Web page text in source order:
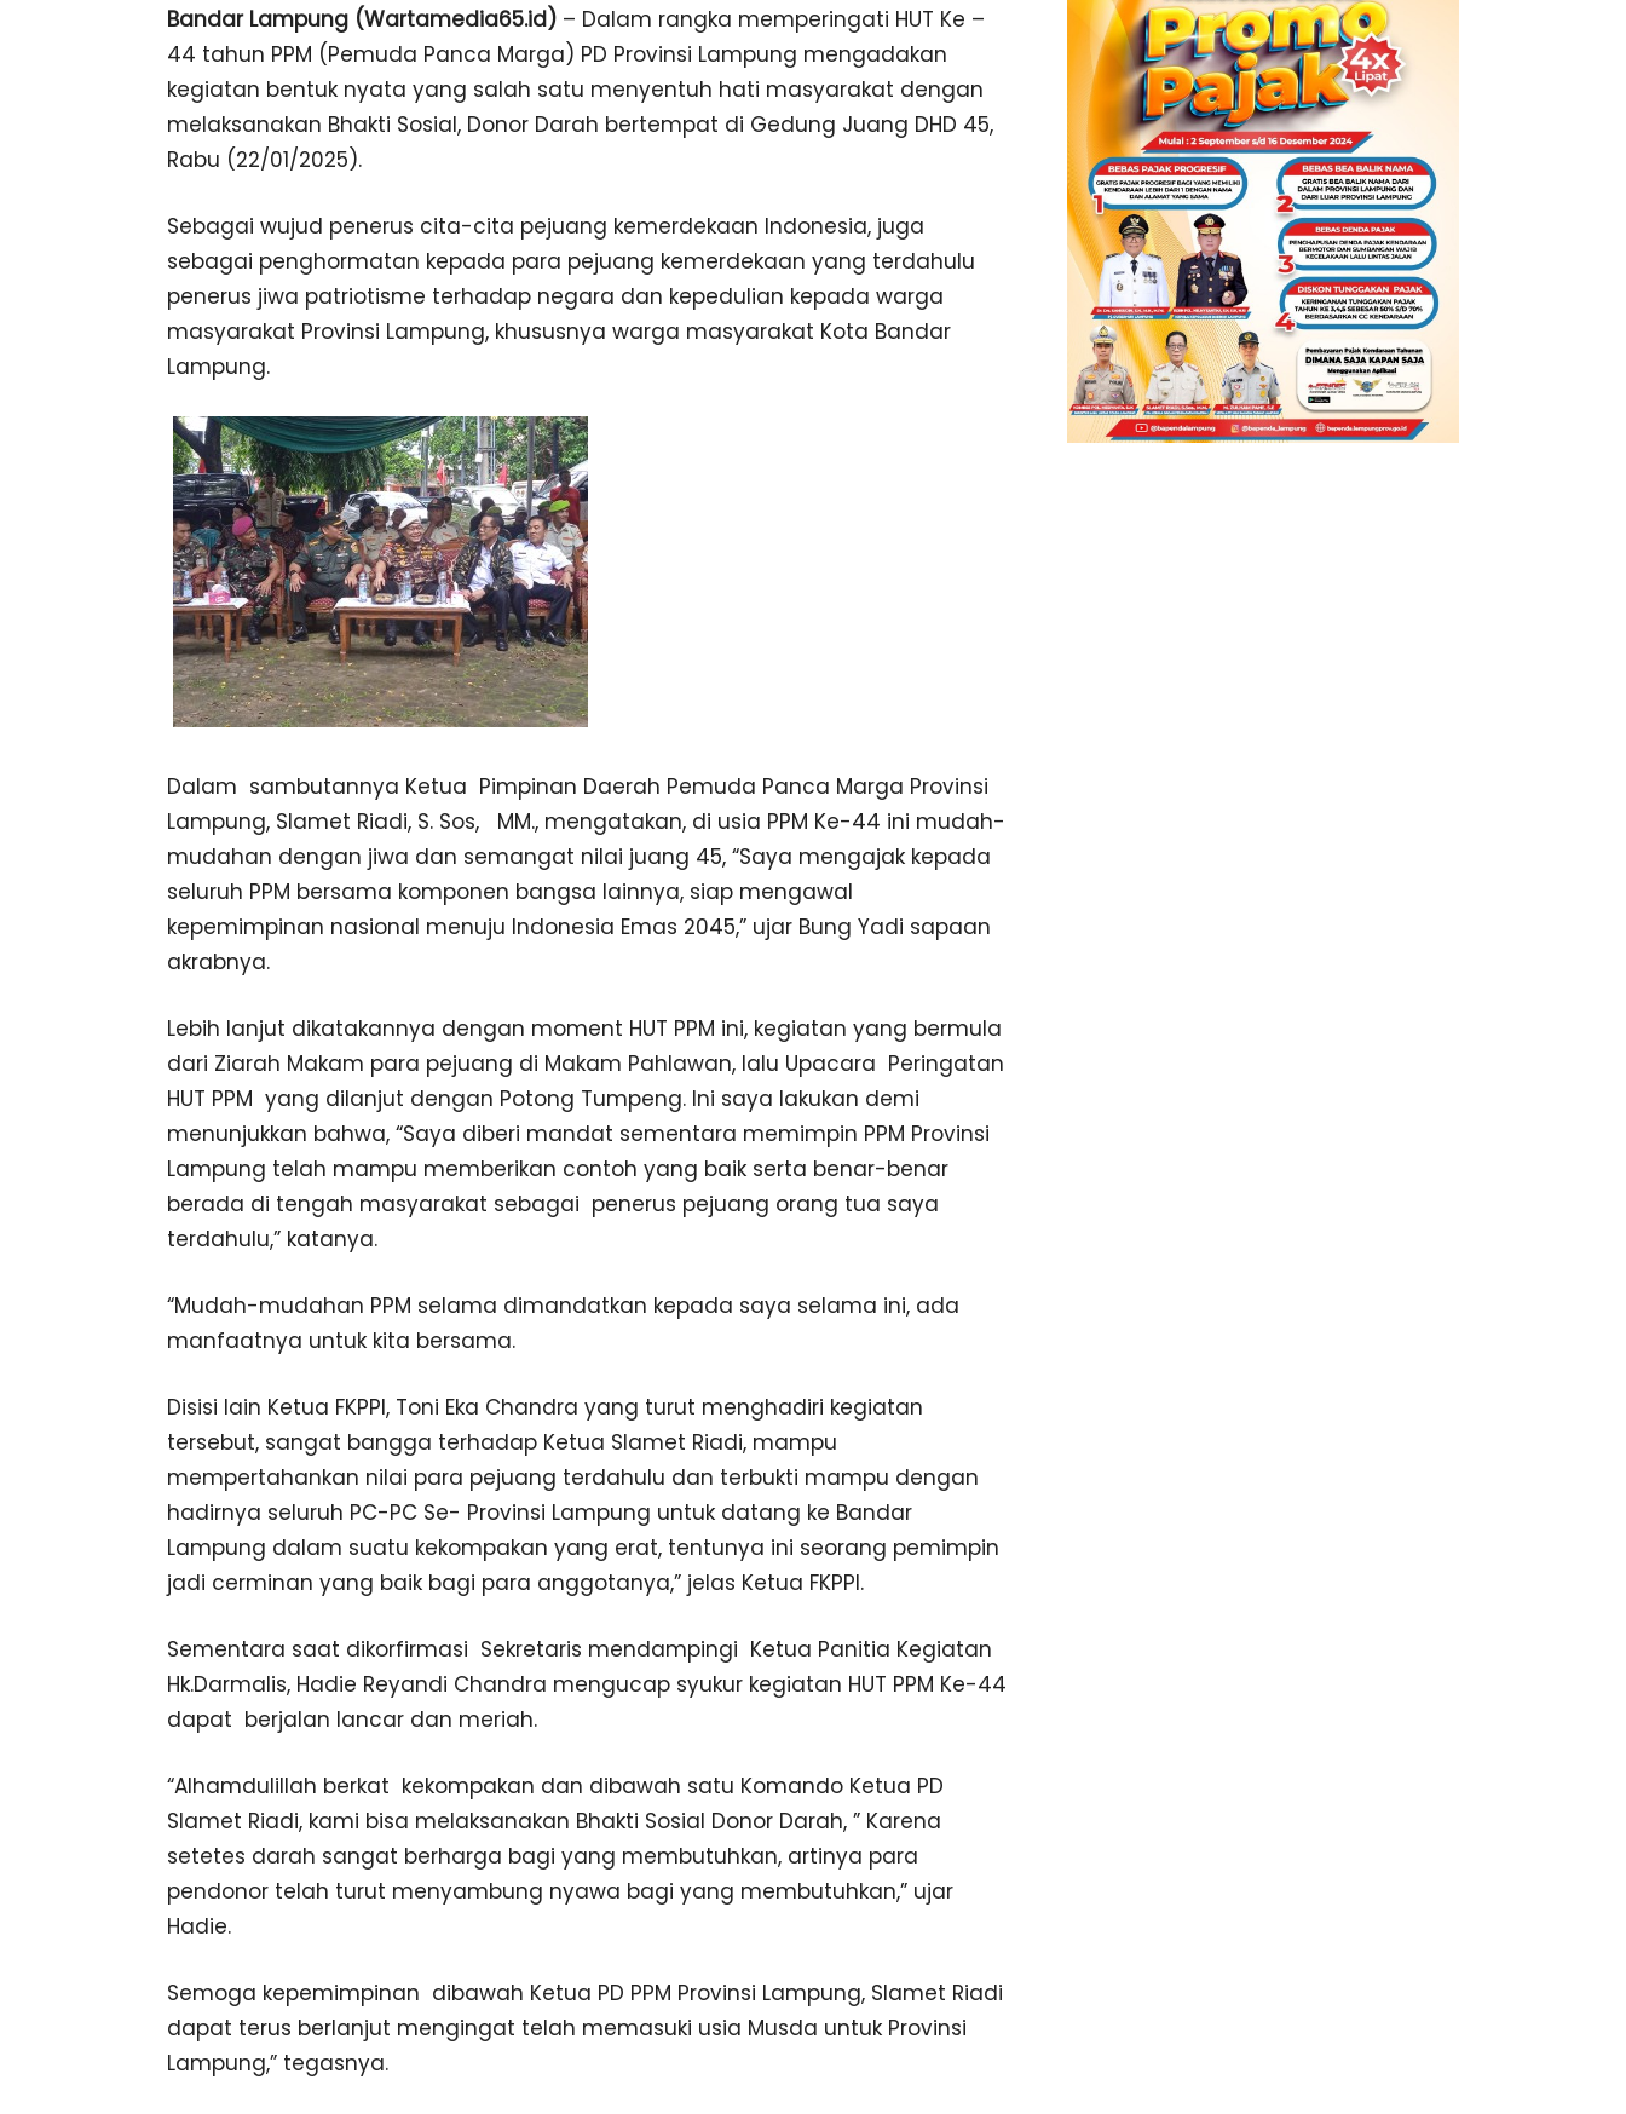
Bandar Lampung (Wartamedia65.id) – Dalam rangka memperingati HUT Ke –
44 tahun PPM (Pemuda Panca Marga) PD Provinsi Lampung mengadakan
kegiatan bentuk nyata yang salah satu menyentuh hati masyarakat dengan
melaksanakan Bhakti Sosial, Donor Darah bertempat di Gedung Juang DHD 45,
Rabu (22/01/2025).
Sebagai wujud penerus cita-cita pejuang kemerdekaan Indonesia, juga
sebagai penghormatan kepada para pejuang kemerdekaan yang terdahulu
penerus jiwa patriotisme terhadap negara dan kepedulian kepada warga
masyarakat Provinsi Lampung, khususnya warga masyarakat Kota Bandar
Lampung.
Dalam sambutannya Ketua Pimpinan Daerah Pemuda Panca Marga Provinsi
Lampung, Slamet Riadi, S. Sos, MM., mengatakan, di usia PPM Ke-44 ini mudah-
mudahan dengan jiwa dan semangat nilai juang 45, “Saya mengajak kepada
seluruh PPM bersama komponen bangsa lainnya, siap mengawal
kepemimpinan nasional menuju Indonesia Emas 2045,” ujar Bung Yadi sapaan
akrabnya.
Lebih lanjut dikatakannya dengan moment HUT PPM ini, kegiatan yang bermula
dari Ziarah Makam para pejuang di Makam Pahlawan, lalu Upacara Peringatan
HUT PPM yang dilanjut dengan Potong Tumpeng. Ini saya lakukan demi
menunjukkan bahwa, “Saya diberi mandat sementara memimpin PPM Provinsi
Lampung telah mampu memberikan contoh yang baik serta benar-benar
berada di tengah masyarakat sebagai penerus pejuang orang tua saya
terdahulu,” katanya.
“Mudah-mudahan PPM selama dimandatkan kepada saya selama ini, ada
manfaatnya untuk kita bersama.
Disisi lain Ketua FKPPI, Toni Eka Chandra yang turut menghadiri kegiatan
tersebut, sangat bangga terhadap Ketua Slamet Riadi, mampu
mempertahankan nilai para pejuang terdahulu dan terbukti mampu dengan
hadirnya seluruh PC-PC Se- Provinsi Lampung untuk datang ke Bandar
Lampung dalam suatu kekompakan yang erat, tentunya ini seorang pemimpin
jadi cerminan yang baik bagi para anggotanya,” jelas Ketua FKPPI.
Sementara saat dikorfirmasi Sekretaris mendampingi Ketua Panitia Kegiatan
Hk.Darmalis, Hadie Reyandi Chandra mengucap syukur kegiatan HUT PPM Ke-44
dapat berjalan lancar dan meriah.
“Alhamdulillah berkat kekompakan dan dibawah satu Komando Ketua PD
Slamet Riadi, kami bisa melaksanakan Bhakti Sosial Donor Darah, ” Karena
setetes darah sangat berharga bagi yang membutuhkan, artinya para
pendonor telah turut menyambung nyawa bagi yang membutuhkan,” ujar
Hadie.
Semoga kepemimpinan dibawah Ketua PD PPM Provinsi Lampung, Slamet Riadi
dapat terus berlanjut mengingat telah memasuki usia Musda untuk Provinsi
Lampung,” tegasnya.